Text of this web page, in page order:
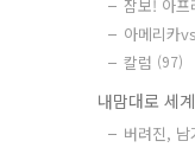
잠보! 아프
아메리카
칼럼 (97)
내맘대로 세
버려진, 남